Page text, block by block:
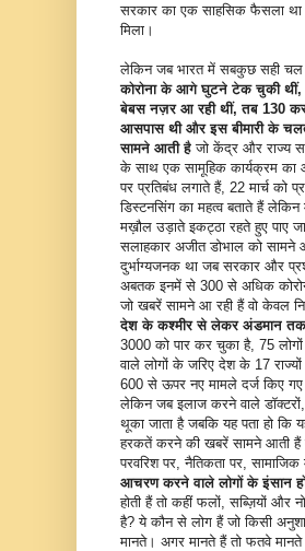
सरकार का एक साहसिक फैसला
मिला।
लेकिन जब भारत में सबकुछ सही चल
कोरोना के आगे घुटने टेक चुकी थीं,
बेबस नज़र आ रही थीं,तब 130
आसपास थी और इस बीमारी के
सामने आती हैजो केंद्र और राज्य
के साथ एक सामूहिक कार्यक्रम का
पर प्रतिबंध लगाते हैं, 22 मार्च को
डिस्टनसिंग का महत्व बताते हैं
मख़ौल उड़ाते इकट्ठा रहते हुए पाए
सलाहकार अजीत डोभाल को सामने
दुर्भाग्यजनक था जब सरकार और
अबतक इनमें से 300 से अधिक
जो खबरें सामने आ रही हैं वो केवल
देश के कश्मीर से लेकर अंडमान
3000 को पार कर चुका है, 75
वाले लोगों के जरिए देश के 17
600 से ऊपर नए मामले दर्ज किए गए।
लेकिन जब इलाज करने वाले
थूका जाता है जबकि यह पता हो कि
हरकतें करने की खबरें सामने आती हैं
परवरिश पर, नैतिकता पर,
आचरण करने वाले लोगों के इंसान
होती हैं तो कहीं फलों, सब्ज़ियों और
है? ये कौन से लोग हैं जो किसी
मानते। अगर मानते हैं तो फतवे